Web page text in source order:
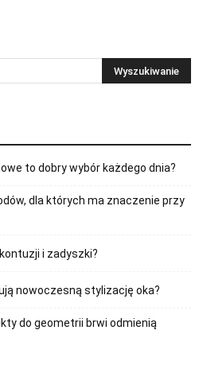
to dobry wybór każdego dnia?
dla których ma znaczenie przy
i zadyszki?
nowoczesną stylizację oka?
do geometrii brwi odmienią